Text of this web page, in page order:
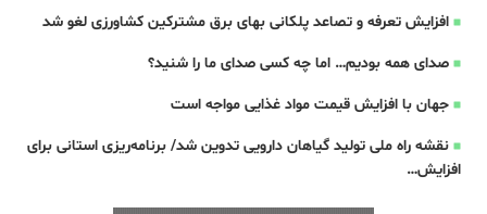
افزایش تعرفه و تصاعد پلکانی بهای برق مشترکین کشاورزی لغو شد
صدای همه بودیم… اما چه کسی صدای ما را شنید؟
جهان با افزایش قیمت مواد غذایی مواجه است
نقشه راه ملی تولید گیاهان دارویی تدوین شد/ برنامه‌ریزی استانی برای
افزایش…